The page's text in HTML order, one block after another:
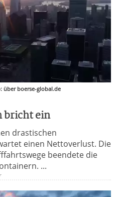
über boerse-global.de
bricht ein
drastischen
einen Nettoverlust. Die
beendete die
...